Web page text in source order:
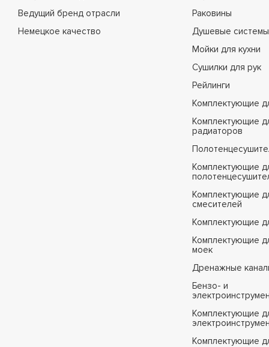
Ведущий бренд отрасли
Немецкое качество
Раковины
Душевые системы
Мойки для кухни
Сушилки для рук
Рейлинги
Комплектующие
Комплектующие
радиаторов
Комплектующие
Комплектующие
смесителей
Комплектующие
Комплектующие
моек
Дренажные
Бензо- и
Комплектующие
Комплектующие